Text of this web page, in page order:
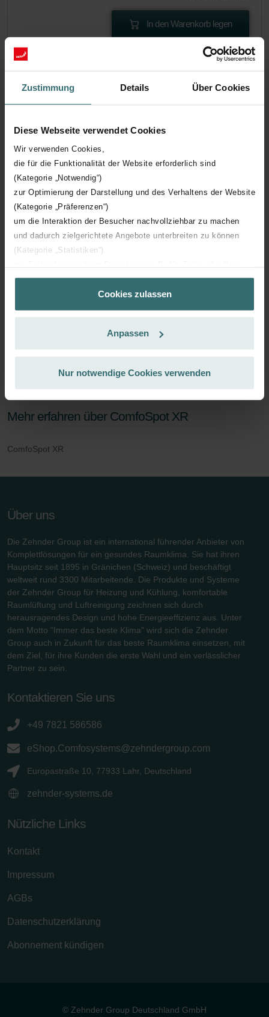
Zustimmung Details Über Cookies
Diese Webseite verwendet Cookies
Wir verwenden Cookies,
die für die Funktionalität der Website erforderlich sind
(Kategorie „Notwendig“)
zur Optimierung der Darstellung und des Verhaltens der Website
(Kategorie „Präferenzen“)
um die Interaktion der Besucher nachvollziehbar zu machen
und dadurch zielgerichtete Angebote unterbreiten zu können
(Kategorie „Statistiken“)
(Kategorie „Marketing“)
Über „Details zeigen“ bzw. die Datenschutzerklärung erhalten
Sie weitere Informationen. Durch die Auswahl der Kategorie
der Auswahl von „Statistiken“ willigen Sie ein, dass wir Ihren
Besuchsverlauf auf unserer Website verwenden, um Ihnen die
maßgeschneiderte Informationen basierend auf Ihren Interessen
widerrufen.
Datenschutzerklärung der Zehnder Group
osobních údajů
Zehnder Group Ibérica SAU: Política de privacidad
Zehnder Group Italia S.r.l.: Privacy
Zehnder Group İç Mekan İklimlendirme Sanayi ve Ticaret
Limitet Şirketi: Web Sitesi Çerezleri
Zehnder Group Nederland bv: Privacyverklaringen
Zehnder Group Sales International: Privacy Policy
Zehnder Group Schweiz AG: Datenschutz
Zehnder Polska Sp. z o.o.: Oświadczenie o ochronie
danych Zehnder
Zehnder Group UK Limited: Privacy Policy
Cookies zulassen
Anpassen
Nur notwendige Cookies verwenden
In den Warenkorb legen
48.26 56.77
Mehr erfahren über ComfoSpot XR
ComfoSpot XR
Über uns
Die Zehnder Group ist ein international führender Anbieter von
Komplettlösungen für ein gesundes Raumklima. Sie hat ihren
Hauptsitz seit 1895 in Gränichen (Schweiz) und beschäftigt
weltweit rund 3300 Mitarbeitende. Die Produkte und Systeme
der Zehnder Group für Heizung und Kühlung, komfortable
Raumlüftung und Luftreinigung zeichnen sich durch
herausragendes Design und hohe Energieeffizienz aus. Unter
dem Motto "Immer das beste Klima" wird sich die Zehnder
Group auch in Zukunft für das beste Raumklima einsetzen, mit
dem Ziel, für ihre Kunden die erste Wahl und ein verlässlicher
Partner zu sein.
Kontaktieren Sie uns
+49 7821 586586
eShop.Comfosystems@zehndergroup.com
Europastraße 10, 77933 Lahr, Deutschland
zehnder-systems.de
Nützliche Links
Kontakt
Impressum
AGBs
Datenschutzerklärung
Abonnement kündigen
© Zehnder Group Deutschland GmbH